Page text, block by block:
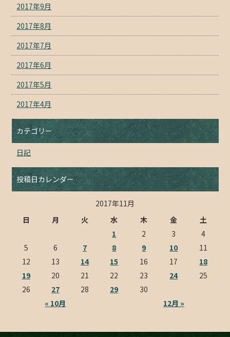
2017年9月
2017年8月
2017年7月
2017年6月
2017年5月
2017年4月
カテゴリー
日記
投稿日カレンダー
2017年11月
日
月 火 水 木 金 土
« 10月 12月 »
1 2 3
4
5
6 7 8 9 10
11
12
13 14 15 16 17
18
19
20 21 22 23 24
25
26
27 28 29 30